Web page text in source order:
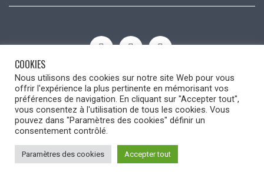
Dans ma Cuisine by Mélanie © 2022
COOKIES
Nous utilisons des cookies sur notre site Web pour vous
offrir l'expérience la plus pertinente en mémorisant vos
préférences de navigation. En cliquant sur "Accepter tout",
vous consentez à l'utilisation de tous les cookies. Vous
pouvez dans "Paramètres des cookies" définir un
consentement contrôlé.
Paramètres des cookies Accepter tout